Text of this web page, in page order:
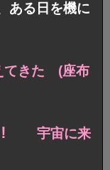
ある日を機に
てきた (座布
！ 宇宙に来